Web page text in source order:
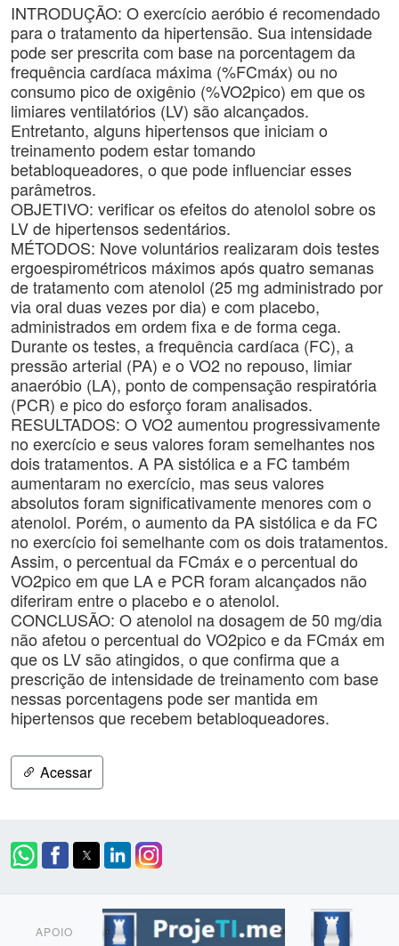
INTRODUÇÃO: O exercício aeróbio é recomendado
para o tratamento da hipertensão. Sua intensidade
pode ser prescrita com base na porcentagem da
frequência cardíaca máxima (%FCmáx) ou no
consumo pico de oxigênio (%VO2pico) em que os
limiares ventilatórios (LV) são alcançados.
Entretanto, alguns hipertensos que iniciam o
treinamento podem estar tomando
betabloqueadores, o que pode influenciar esses
parâmetros.
OBJETIVO: verificar os efeitos do atenolol sobre os
LV de hipertensos sedentários.
MÉTODOS: Nove voluntários realizaram dois testes
ergoespirométricos máximos após quatro semanas
de tratamento com atenolol (25 mg administrado por
via oral duas vezes por dia) e com placebo,
administrados em ordem fixa e de forma cega.
Durante os testes, a frequência cardíaca (FC), a
pressão arterial (PA) e o VO2 no repouso, limiar
anaeróbio (LA), ponto de compensação respiratória
(PCR) e pico do esforço foram analisados.
RESULTADOS: O VO2 aumentou progressivamente
no exercício e seus valores foram semelhantes nos
dois tratamentos. A PA sistólica e a FC também
aumentaram no exercício, mas seus valores
absolutos foram significativamente menores com o
atenolol. Porém, o aumento da PA sistólica e da FC
no exercício foi semelhante com os dois tratamentos.
Assim, o percentual da FCmáx e o percentual do
VO2pico em que LA e PCR foram alcançados não
diferiram entre o placebo e o atenolol.
CONCLUSÃO: O atenolol na dosagem de 50 mg/dia
não afetou o percentual do VO2pico e da FCmáx em
que os LV são atingidos, o que confirma que a
prescrição de intensidade de treinamento com base
nessas porcentagens pode ser mantida em
hipertensos que recebem betabloqueadores.
Acessar
APOIO